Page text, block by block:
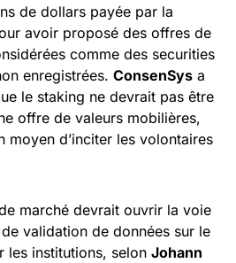
de dollars payée par la
avoir proposé des offres de
comme des securities
enregistrées. ConsenSys a
le staking ne devrait pas être
offre de valeurs mobilières,
moyen d’inciter les volontaires
marché devrait ouvrir la voie
validation de données sur le
les institutions, selon Johann